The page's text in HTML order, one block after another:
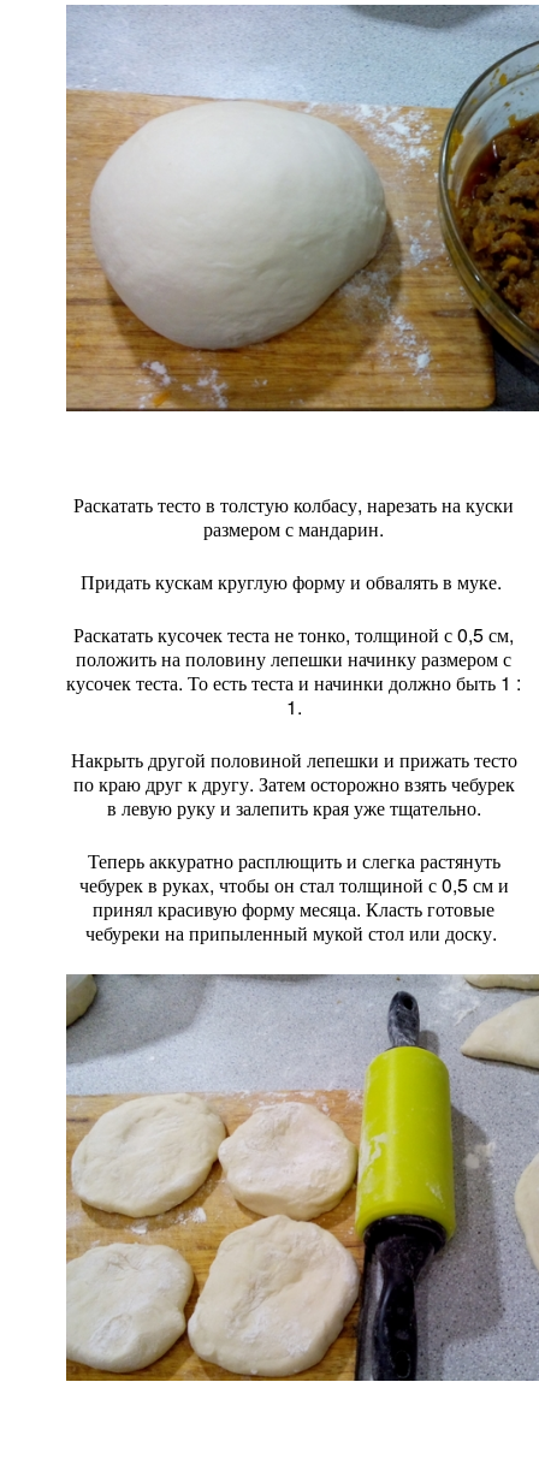
Раскатать тесто в толстую колбасу, нарезать на куски
размером с мандарин.
Придать кускам круглую форму и обвалять в муке.
Раскатать кусочек теста не тонко, толщиной с 0,5 см,
положить на половину лепешки начинку размером с
кусочек теста. То есть теста и начинки должно быть 1 :
1.
Накрыть другой половиной лепешки и прижать тесто
по краю друг к другу. Затем осторожно взять чебурек
в левую руку и залепить края уже тщательно.
Теперь аккуратно расплющить и слегка растянуть
чебурек в руках, чтобы он стал толщиной с 0,5 см и
принял красивую форму месяца. Класть готовые
чебуреки на припыленный мукой стол или доску.